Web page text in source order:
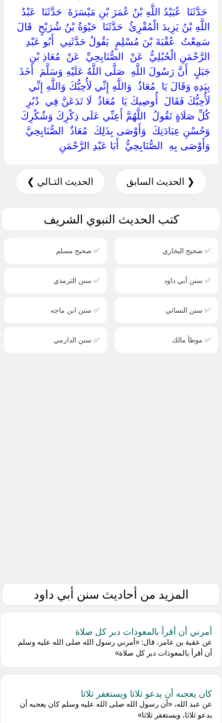
‏ ‏حَدَّثَنَا ‏ ‏عُبَيْدُ اللَّهِ بْنُ عُمَرَ بْنِ مَيْسَرَةَ ‏ ‏حَدَّثَنَا ‏ ‏عَبْدُ
اللَّهِ بْنُ يَزِيدَ الْمُقْرِئُ ‏ ‏حَدَّثَنَا ‏ ‏حَيْوَةُ بْنُ شُرَيْحٍ ‏ ‏قَالَ
سَمِعْتُ ‏ ‏عُقْبَةَ بْنَ مُسْلِمٍ ‏ ‏يَقُولُ حَدَّثَنِي ‏ ‏أَبُو عَبْدِ
الرَّحْمَنِ الْحُبُلِيُّ ‏ ‏عَنْ ‏ ‏الصُّنَابِحِيِّ ‏ ‏عَنْ ‏ ‏مُعَاذِ بْنِ
جَبَلٍ ‏ ‏أَنَّ رَسُولَ اللَّهِ ‏ ‏صَلَّى اللَّهُ عَلَيْهِ وَسَلَّمَ ‏ ‏أَخَذَ
بِيَدِهِ وَقَالَ يَا ‏ ‏مُعَاذُ ‏ ‏وَاللَّهِ إِنِّي لَأُحِبُّكَ وَاللَّهِ إِنِّي
لَأُحِبُّكَ فَقَالَ ‏ ‏أُوصِيكَ يَا ‏ ‏مُعَاذُ ‏ ‏لَا تَدَعَنَّ فِي ‏ ‏دُبُرِ ‏
‏كُلِّ صَلَاةٍ تَقُولُ ‏ ‏اللَّهُمَّ أَعِنِّي عَلَى ذِكْرِكَ وَشُكْرِكَ
وَحُسْنِ عِبَادَتِكَ ‏ ‏وَأَوْصَى بِذَلِكَ ‏ ‏مُعَاذٌ ‏ ‏الصُّنَابِحِيَّ ‏
‏وَأَوْصَى بِهِ ‏ ‏الصُّنَابِحِيُّ ‏ ‏أَبَا عَبْدِ الرَّحْمَنِ ‏
❮ الحديث السابق الحديث التـالي ❯
كتب الحديث النبوي الشريف
✅ صحيح البخاري ✅ صحيح مسلم
✅ سنن أبي داود ✅ سنن الترمذي
✅ سنن النسائي ✅ سنن ابن ماجه
✅ موطأ مالك ✅ سنن الدارمي
المزيد من أحاديث سنن أبي داود
أمرني أن أقرأ بالمعوذات دبر كل صلاة
عن عقبة بن عامر، قال: «أمرني رسول الله صلى الله عليه وسلم
أن أقرأ بالمعوذات دبر كل صلاة»
كان يعجبه أن يدعو ثلاثا ويستغفر ثلاثا
عن عبد الله، «أن رسول الله صلى الله عليه وسلم كان يعجبه أن
يدعو ثلاثا، ويستغفر ثلاثا»